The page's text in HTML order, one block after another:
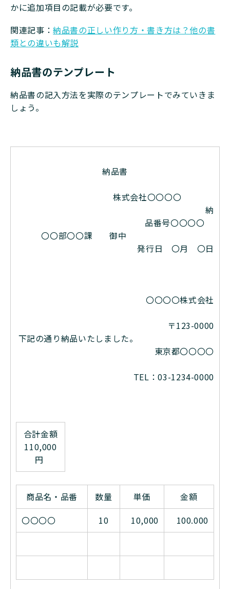
かに追加項目の記載が必要です。
関連記事：納品書の正しい作り方・書き方は？他の書
類との違いも解説
納品書のテンプレート
納品書の記入方法を実際のテンプレートでみていきま
しょう。
納品書
株式会社〇〇〇〇
納
品番号〇〇〇〇
〇〇部〇〇課 御中
発行日 〇月 〇日
〇〇〇〇株式会社
〒123-0000
下記の通り納品いたしました。
東京都〇〇〇〇
TEL：03-1234-0000
合計金額
110,000
円
商品名・品番 数量 単価
金額
〇〇〇〇
10 10,000 100.000